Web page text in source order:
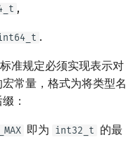
,
.
准规定必须实现表示对
常量，格式为将类型名
：
即为 int32_t 的最